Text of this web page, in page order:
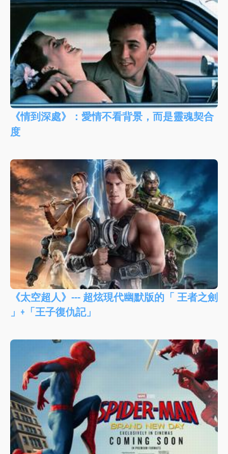
《情到深處》：愛情不看背景，而是靈魂契合
度
《太空超人》--- 超炫現代幽默版的「 王者之劍
」+「王子復仇記」